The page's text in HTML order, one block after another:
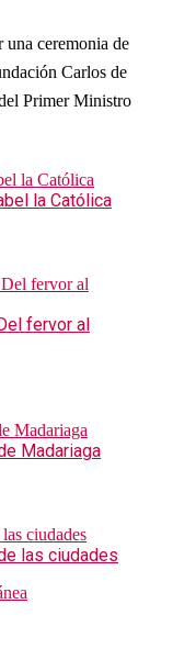
ceremonia de
Carlos de
Primer Ministro
la Católica
fervor al
Madariaga
las ciudades